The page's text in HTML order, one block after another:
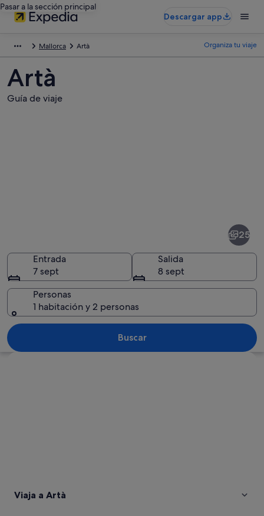
Pasar a la sección principal
Descargar app
Mallorca Artà Organiza tu viaje
Artà
Guía de viaje
Una iglesia en la cima de una
25
Entrada
7 sept
Salida
8 sept
Personas
1 habitación y 2 personas
Buscar
Viaja a Artà